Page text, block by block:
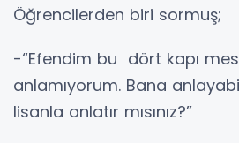
Öğrencilerden biri sormuş;
-“Efendim bu dört kapı
anlamıyorum. Bana
lisanla anlatır mısınız?”